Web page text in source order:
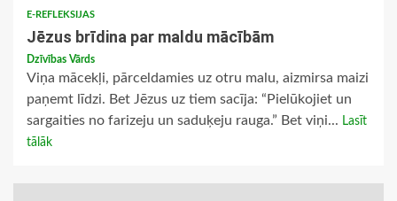
E-REFLEKSIJAS
Jēzus brīdina par maldu mācībām
Dzīvības Vārds
Viņa mācekļi, pārceldamies uz otru malu, aizmirsa maizi
paņemt līdzi. Bet Jēzus uz tiem sacīja: “Pielūkojiet un
sargaities no farizeju un saduķeju rauga.” Bet viņi... Lasīt
tālāk